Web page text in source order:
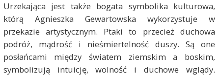
Urzekająca jest także bogata symbolika kulturowa,
którą Agnieszka Gewartowska wykorzystuje w
przekazie artystycznym. Ptaki to przecież duchowa
podróż, mądrość i nieśmiertelność duszy. Są one
posłańcami między światem ziemskim a boskim,
symbolizują intuicję, wolność i duchowe wglądy.